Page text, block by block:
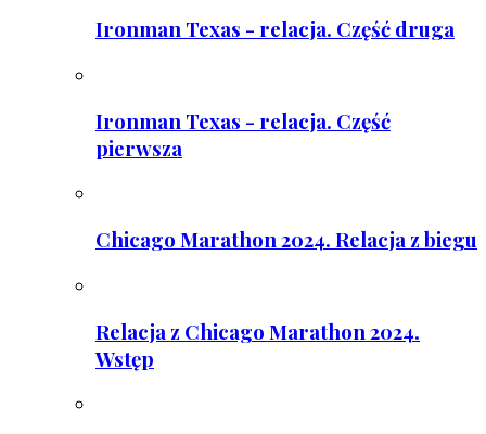
Ironman Texas - relacja. Część druga
Ironman Texas - relacja. Część
pierwsza
Chicago Marathon 2024. Relacja z biegu
Relacja z Chicago Marathon 2024.
Wstęp